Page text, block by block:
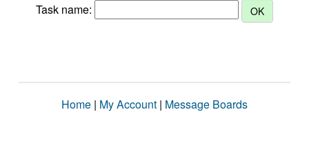
Task name:
Home | My Account | Message Boards